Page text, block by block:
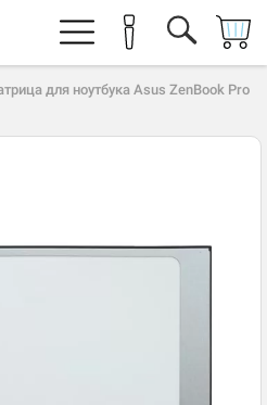
для ноутбука Asus ZenBook Pro